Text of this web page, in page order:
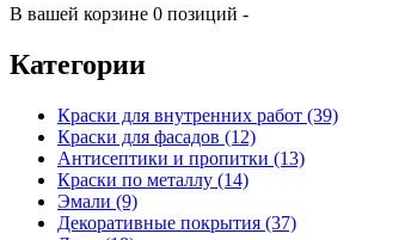
В вашей корзине 0 позиций -
Категории
Краски для внутренних работ (39)
Краски для фасадов (12)
Антисептики и пропитки (13)
Краски по металлу (14)
Эмали (9)
Декоративные покрытия (37)